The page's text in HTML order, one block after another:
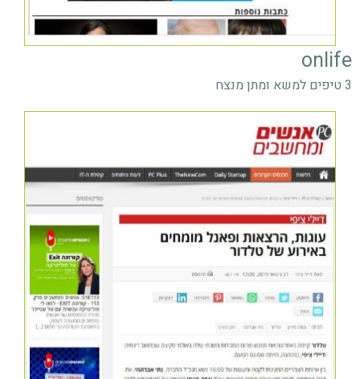
onlife
3 טיפים למשא ומתן מנצח